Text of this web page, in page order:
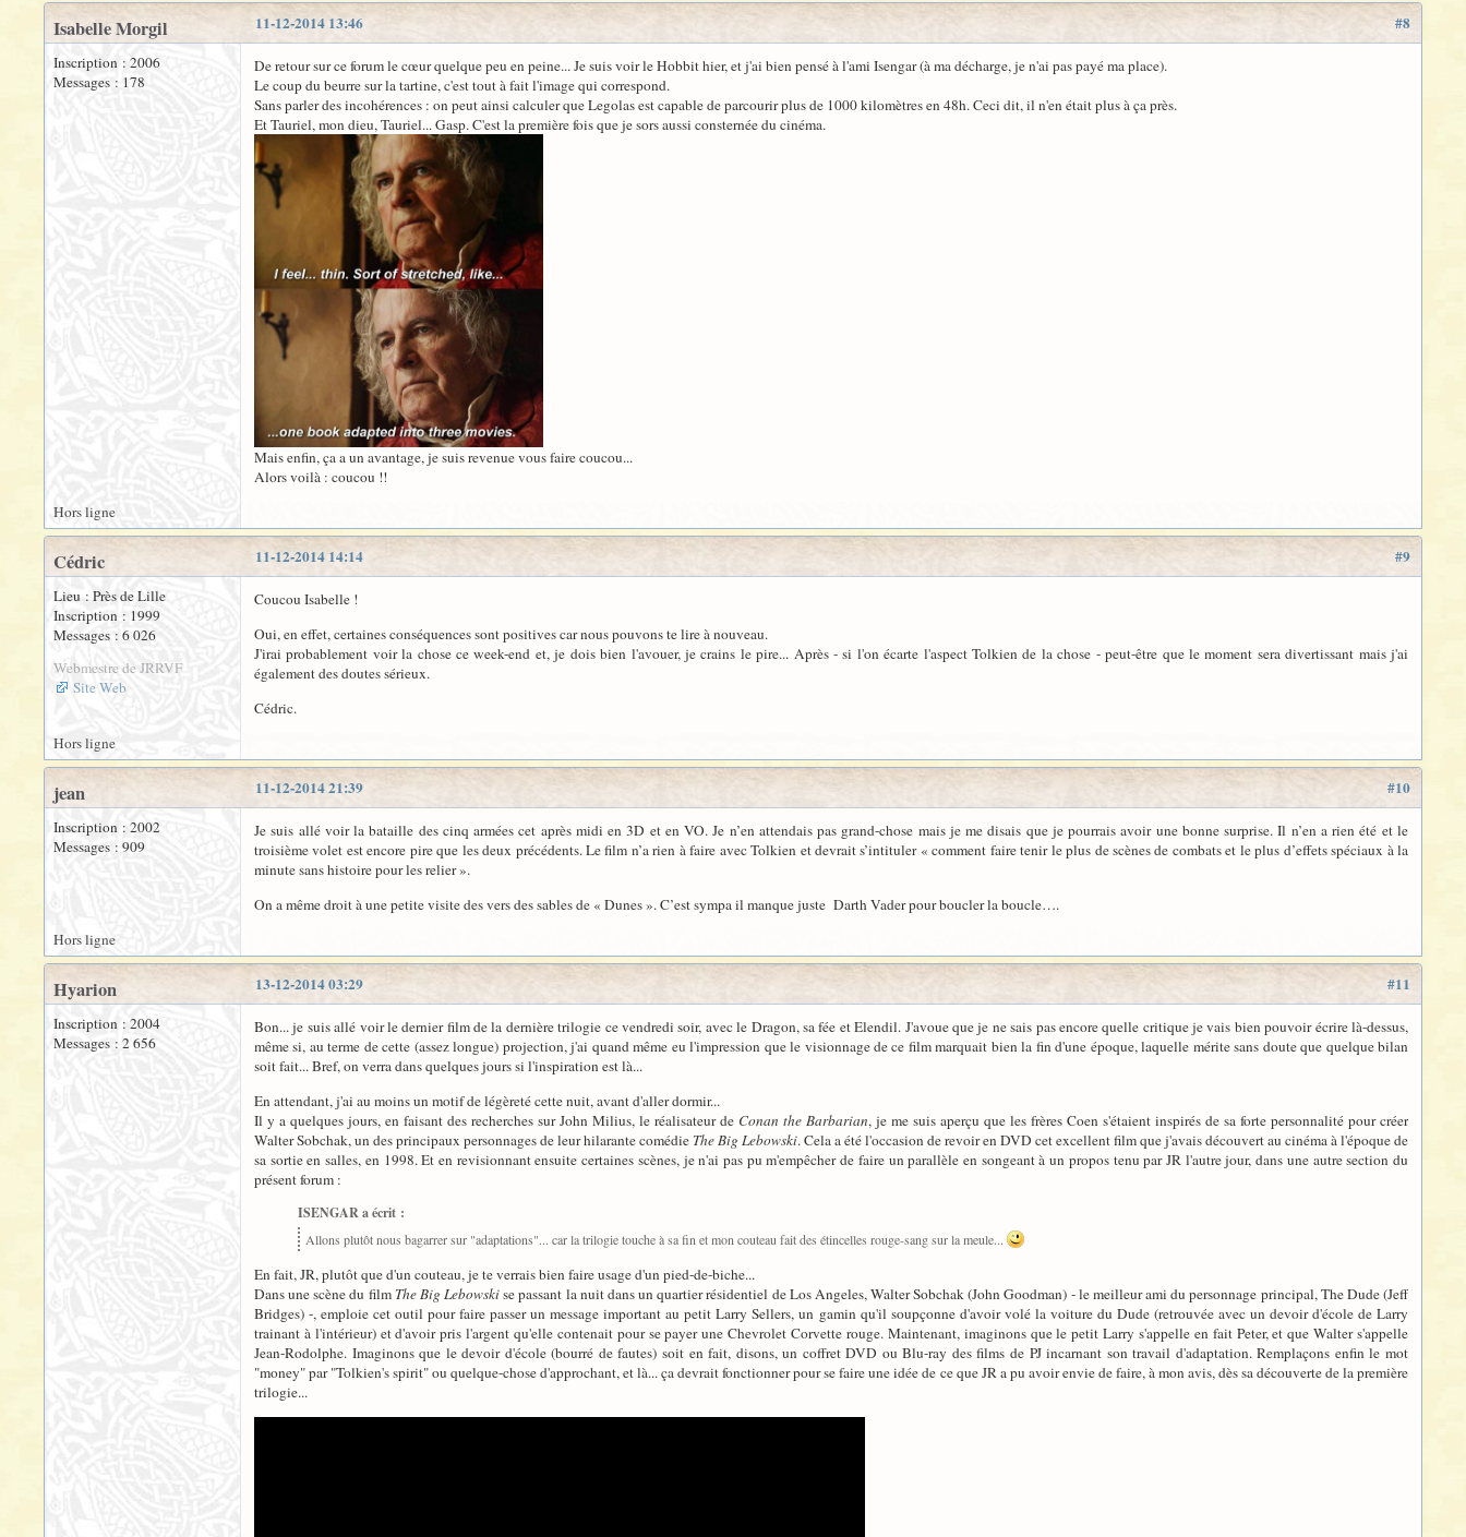
#8
11-12-2014 13:46
Isabelle Morgil
Inscription : 2006
Messages : 178
De retour sur ce forum le cœur quelque peu en peine... Je suis voir le Hobbit hier, et j'ai bien pensé à l'ami Isengar (à ma décharge, je n'ai pas payé ma place).
Le coup du beurre sur la tartine, c'est tout à fait l'image qui correspond.
Sans parler des incohérences : on peut ainsi calculer que Legolas est capable de parcourir plus de 1000 kilomètres en 48h. Ceci dit, il n'en était plus à ça près.
Et Tauriel, mon dieu, Tauriel... Gasp. C'est la première fois que je sors aussi consternée du cinéma.
Mais enfin, ça a un avantage, je suis revenue vous faire coucou...
Alors voilà : coucou !!
Hors ligne
#9
11-12-2014 14:14
Cédric
Lieu : Près de Lille
Inscription : 1999
Messages : 6 026
Webmestre de JRRVF
Site Web
Coucou Isabelle !
Oui, en effet, certaines conséquences sont positives car nous pouvons te lire à nouveau.
J'irai probablement voir la chose ce week-end et, je dois bien l'avouer, je crains le pire... Après - si l'on écarte l'aspect Tolkien de la chose - peut-être que le moment sera divertissant mais j'ai
également des doutes sérieux.
Cédric.
Hors ligne
#10
11-12-2014 21:39
jean
Inscription : 2002
Messages : 909
Je suis allé voir la bataille des cinq armées cet après midi en 3D et en VO. Je n’en attendais pas grand-chose mais je me disais que je pourrais avoir une bonne surprise. Il n’en a rien été et le
troisième volet est encore pire que les deux précédents. Le film n’a rien à faire avec Tolkien et devrait s’intituler « comment faire tenir le plus de scènes de combats et le plus d’effets spéciaux à la
minute sans histoire pour les relier ».
On a même droit à une petite visite des vers des sables de « Dunes ». C’est sympa il manque juste Darth Vader pour boucler la boucle….
Hors ligne
#11
13-12-2014 03:29
Hyarion
Inscription : 2004
Messages : 2 656
Bon... je suis allé voir le dernier film de la dernière trilogie ce vendredi soir, avec le Dragon, sa fée et Elendil. J'avoue que je ne sais pas encore quelle critique je vais bien pouvoir écrire là-dessus,
même si, au terme de cette (assez longue) projection, j'ai quand même eu l'impression que le visionnage de ce film marquait bien la fin d'une époque, laquelle mérite sans doute que quelque bilan
soit fait... Bref, on verra dans quelques jours si l'inspiration est là...
En attendant, j'ai au moins un motif de légèreté cette nuit, avant d'aller dormir...
Il y a quelques jours, en faisant des recherches sur John Milius, le réalisateur de Conan the Barbarian, je me suis aperçu que les frères Coen s'étaient inspirés de sa forte personnalité pour créer
Walter Sobchak, un des principaux personnages de leur hilarante comédie The Big Lebowski. Cela a été l'occasion de revoir en DVD cet excellent film que j'avais découvert au cinéma à l'époque de
sa sortie en salles, en 1998. Et en revisionnant ensuite certaines scènes, je n'ai pas pu m'empêcher de faire un parallèle en songeant à un propos tenu par JR l'autre jour, dans une autre section du
présent forum :
ISENGAR a écrit :
Allons plutôt nous bagarrer sur "adaptations"... car la trilogie touche à sa fin et mon couteau fait des étincelles rouge-sang sur la meule...
En fait, JR, plutôt que d'un couteau, je te verrais bien faire usage d'un pied-de-biche...
Dans une scène du film The Big Lebowskise passant la nuit dans un quartier résidentiel de Los Angeles, Walter Sobchak (John Goodman) - le meilleur ami du personnage principal, The Dude (Jeff
Bridges) -, emploie cet outil pour faire passer un message important au petit Larry Sellers, un gamin qu'il soupçonne d'avoir volé la voiture du Dude (retrouvée avec un devoir d'école de Larry
trainant à l'intérieur) et d'avoir pris l'argent qu'elle contenait pour se payer une Chevrolet Corvette rouge. Maintenant, imaginons que le petit Larry s'appelle en fait Peter, et que Walter s'appelle
Jean-Rodolphe. Imaginons que le devoir d'école (bourré de fautes) soit en fait, disons, un coffret DVD ou Blu-ray des films de PJ incarnant son travail d'adaptation. Remplaçons enfin le mot
"money" par "Tolkien's spirit" ou quelque-chose d'approchant, et là... ça devrait fonctionner pour se faire une idée de ce que JR a pu avoir envie de faire, à mon avis, dès sa découverte de la première
trilogie...